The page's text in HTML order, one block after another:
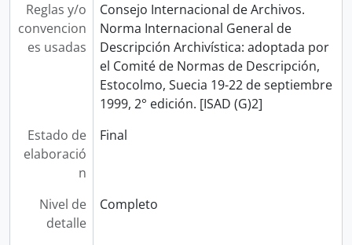
Reglas y/o
convencion
es usadas
Consejo Internacional de Archivos.
Norma Internacional General de
Descripción Archivística: adoptada por
el Comité de Normas de Descripción,
Estocolmo, Suecia 19-22 de septiembre
1999, 2° edición. [ISAD (G)2]
Estado de
elaboració
n
Final
Nivel de
detalle
Completo